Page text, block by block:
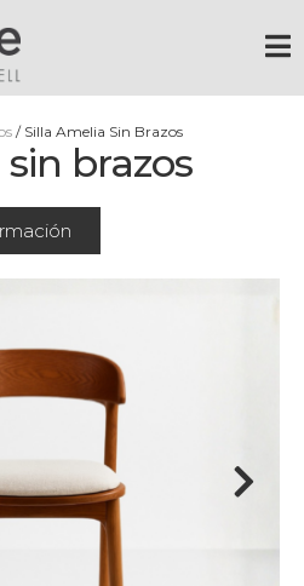
/ Silla Amelia Sin Brazos
brazos